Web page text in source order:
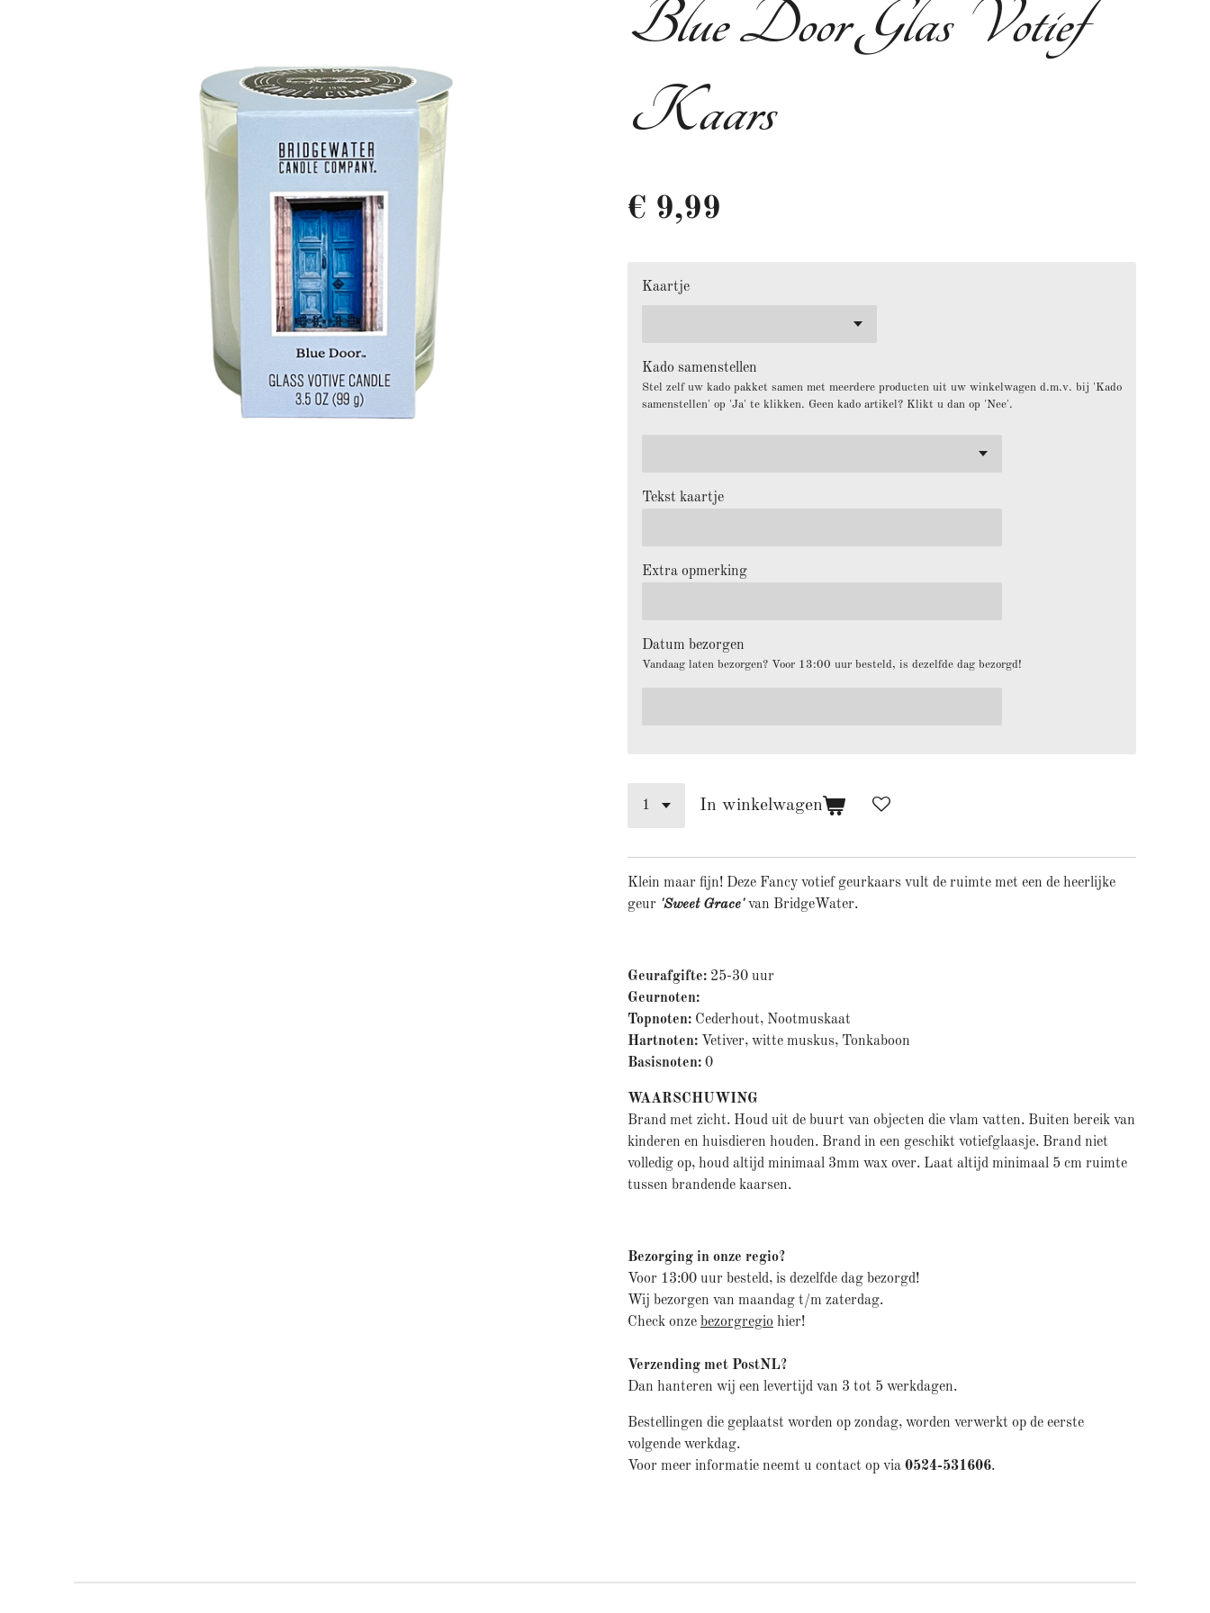
Blue Door Glas Votief
Kaars
€ 9,99
Kaartje
Kado samenstellen
Stel zelf uw kado pakket samen met meerdere producten uit uw winkelwagen d.m.v. bij 'Kado
samenstellen' op 'Ja' te klikken. Geen kado artikel? Klikt u dan op 'Nee'.
Tekst kaartje
Extra opmerking
Datum bezorgen
Vandaag laten bezorgen? Voor 13:00 uur besteld, is dezelfde dag bezorgd!
In winkelwagen
Klein maar fijn! Deze Fancy votief geurkaars vult de ruimte met een de heerlijke
geur 'Sweet Grace' van BridgeWater.
Geurafgifte: 25-30 uur
Geurnoten:
Topnoten: Cederhout, Nootmuskaat
Hartnoten: Vetiver, witte muskus, Tonkaboon
Basisnoten: 0
WAARSCHUWING
Brand met zicht. Houd uit de buurt van objecten die vlam vatten. Buiten bereik van
kinderen en huisdieren houden. Brand in een geschikt votiefglaasje. Brand niet
volledig op, houd altijd minimaal 3mm wax over. Laat altijd minimaal 5 cm ruimte
tussen brandende kaarsen.
Bezorging in onze regio?
Voor 13:00 uur besteld, is dezelfde dag bezorgd!
Wij bezorgen van maandag t/m zaterdag.
Check onze bezorgregio hier!
Verzending met PostNL?
Dan hanteren wij een levertijd van 3 tot 5 werkdagen.
Bestellingen die geplaatst worden op zondag, worden verwerkt op de eerste
volgende werkdag.
Voor meer informatie neemt u contact op via 0524-531606.